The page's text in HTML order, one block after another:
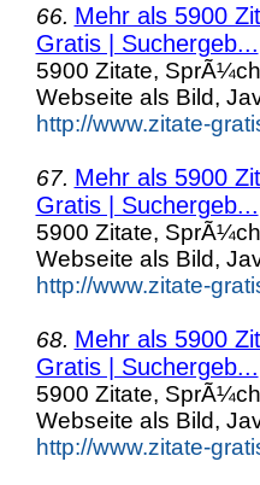
66. Mehr als 5900
Gratis | Suchergeb...
5900 Zitate,
Webseite als Bild,
http://www.zitate-
67. Mehr als 5900
Gratis | Suchergeb...
5900 Zitate,
Webseite als Bild,
http://www.zitate-
68. Mehr als 5900
Gratis | Suchergeb...
5900 Zitate,
Webseite als Bild,
http://www.zitate-